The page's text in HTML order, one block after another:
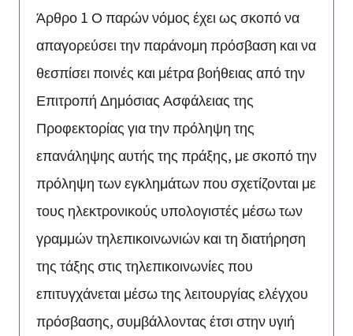
Άρθρο 1 Ο παρών νόμος έχει ως σκοπό να
απαγορεύσει την παράνομη πρόσβαση και να
θεσπίσει ποινές και μέτρα βοήθειας από την
Επιτροπή Δημόσιας Ασφάλειας της
Προφεκτορίας για την πρόληψη της
επανάληψης αυτής της πράξης, με σκοπό την
πρόληψη των εγκλημάτων που σχετίζονται με
τους ηλεκτρονικούς υπολογιστές μέσω των
γραμμών τηλεπικοινωνιών και τη διατήρηση
της τάξης στις τηλεπικοινωνίες που
επιτυγχάνεται μέσω της λειτουργίας ελέγχου
πρόσβασης, συμβάλλοντας έτσι στην υγιή